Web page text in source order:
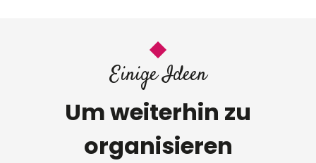
Einige Ideen
Um weiterhin zu
organisieren